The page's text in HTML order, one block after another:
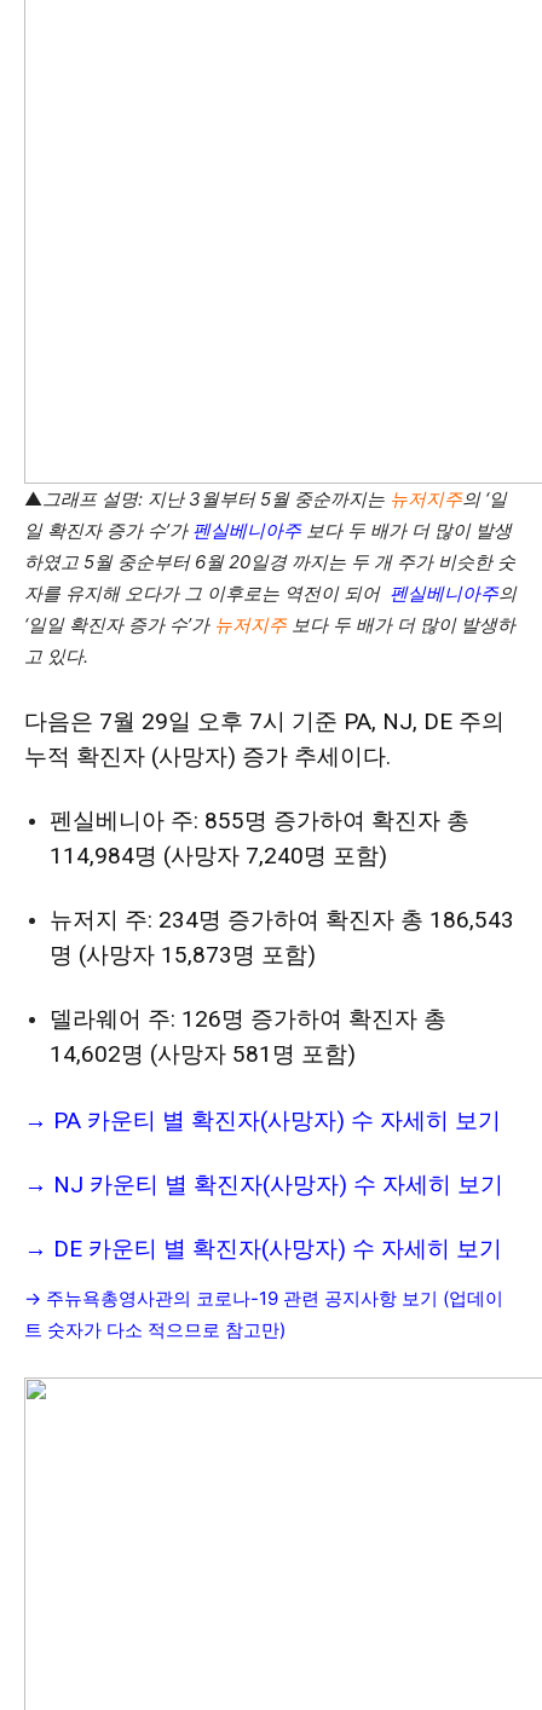
▲그래프 설명: 지난 3월부터 5월 중순까지는 뉴저지주의 ‘일
일 확진자 증가 수’가 펜실베니아주 보다 두 배가 더 많이 발생
하였고 5월 중순부터 6월 20일경 까지는 두 개 주가 비슷한 숫
자를 유지해 오다가 그 이후로는 역전이 되어 펜실베니아주의
‘일일 확진자 증가 수’가 뉴저지주 보다 두 배가 더 많이 발생하
고 있다.
다음은 7월 29일 오후 7시 기준 PA, NJ, DE 주의
누적 확진자 (사망자) 증가 추세이다.
펜실베니아 주: 855명 증가하여 확진자 총
114,984명 (사망자 7,240명 포함)
뉴저지 주: 234명 증가하여 확진자 총 186,543
명 (사망자 15,873명 포함)
델라웨어 주: 126명 증가하여 확진자 총
14,602명 (사망자 581명 포함)
→ PA 카운티 별 확진자(사망자) 수 자세히 보기
→ NJ 카운티 별 확진자(사망자) 수 자세히 보기
→ DE 카운티 별 확진자(사망자) 수 자세히 보기
→ 주뉴욕총영사관의 코로나-19 관련 공지사항 보기 (업데이
트 숫자가 다소 적으므로 참고만)